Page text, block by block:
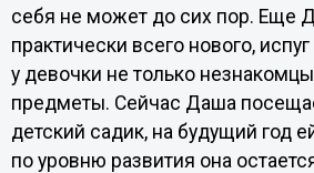
себя не может до сих пор. Еще
практически всего нового,
у девочки не только
предметы. Сейчас Даша
детский садик, на будущий год
по уровню развития она